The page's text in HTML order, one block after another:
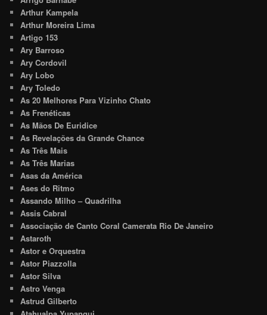
Arthur Kampela
Arthur Moreira Lima
Artigo 153
Ary Barroso
Ary Cordovil
Ary Lobo
Ary Toledo
As 20 Melhores Para Vizinho Chato
As Frenéticas
As Mãos De Euridice
As Revelações da Grande Chance
As Três Mais
As Três Marias
Asas da América
Ases do Ritmo
Assando Milho – Quadrilha
Assis Cabral
Associação de Canto Coral Camerata Rio De Janeiro
Astaroth
Astor e Orquestra
Astor Piazzolla
Astor Silva
Astro Venga
Astrud Gilberto